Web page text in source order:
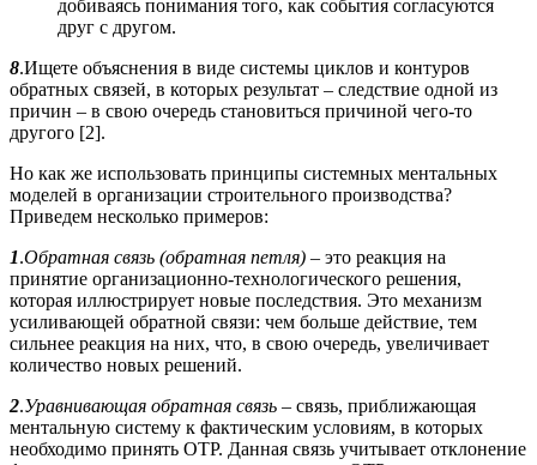
добиваясь понимания того, как события согласуются
друг с другом.
8.Ищете объяснения в виде системы циклов и контуров
обратных связей, в которых результат – следствие одной из
причин – в свою очередь становиться причиной чего-то
другого [2].
Но как же использовать принципы системных ментальных
моделей в организации строительного производства?
Приведем несколько примеров:
1.Обратная связь (обратная петля) – это реакция на
принятие организационно-технологического решения,
которая иллюстрирует новые последствия. Это механизм
усиливающей обратной связи: чем больше действие, тем
сильнее реакция на них, что, в свою очередь, увеличивает
количество новых решений.
2.Уравнивающая обратная связь – связь, приближающая
ментальную систему к фактическим условиям, в которых
необходимо принять ОТР. Данная связь учитывает отклонение